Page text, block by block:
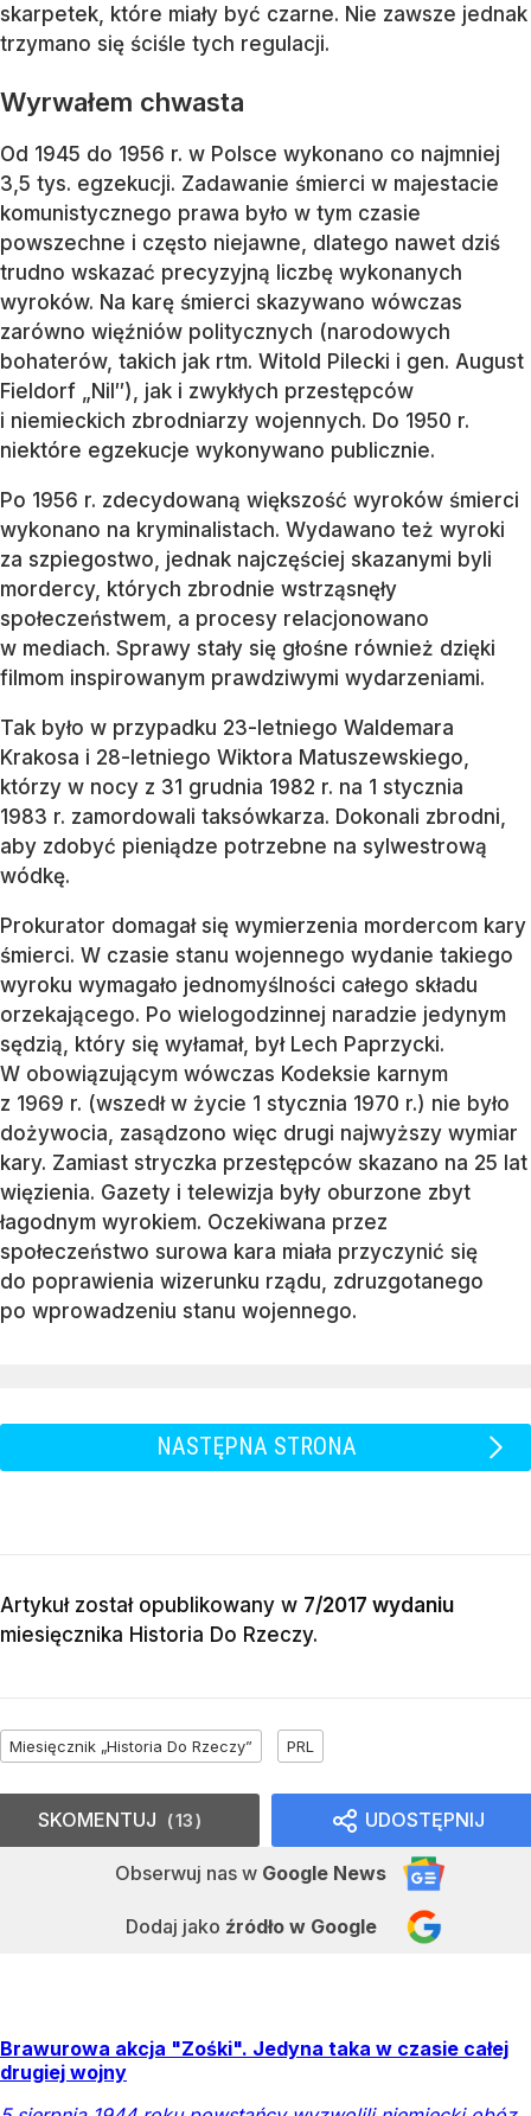
skarpetek, które miały być czarne. Nie zawsze jednak
trzymano się ściśle tych regulacji.
Wyrwałem chwasta
Od 1945 do 1956 r. w Polsce wykonano co najmniej
3,5 tys. egzekucji. Zadawanie śmierci w majestacie
komunistycznego prawa było w tym czasie
powszechne i często niejawne, dlatego nawet dziś
trudno wskazać precyzyjną liczbę wykonanych
wyroków. Na karę śmierci skazywano wówczas
zarówno więźniów politycznych (narodowych
bohaterów, takich jak rtm. Witold Pilecki i gen. August
Fieldorf „Nil″), jak i zwykłych przestępców
i niemieckich zbrodniarzy wojennych. Do 1950 r.
niektóre egzekucje wykonywano publicznie.
Po 1956 r. zdecydowaną większość wyroków śmierci
wykonano na kryminalistach. Wydawano też wyroki
za szpiegostwo, jednak najczęściej skazanymi byli
mordercy, których zbrodnie wstrząsnęły
społeczeństwem, a procesy relacjonowano
w mediach. Sprawy stały się głośne również dzięki
filmom inspirowanym prawdziwymi wydarzeniami.
Tak było w przypadku 23-letniego Waldemara
Krakosa i 28-letniego Wiktora Matuszewskiego,
którzy w nocy z 31 grudnia 1982 r. na 1 stycznia
1983 r. zamordowali taksówkarza. Dokonali zbrodni,
aby zdobyć pieniądze potrzebne na sylwestrową
wódkę.
Prokurator domagał się wymierzenia mordercom kary
śmierci. W czasie stanu wojennego wydanie takiego
wyroku wymagało jednomyślności całego składu
orzekającego. Po wielogodzinnej naradzie jedynym
sędzią, który się wyłamał, był Lech Paprzycki.
W obowiązującym wówczas Kodeksie karnym
z 1969 r. (wszedł w życie 1 stycznia 1970 r.) nie było
dożywocia, zasądzono więc drugi najwyższy wymiar
kary. Zamiast stryczka przestępców skazano na 25 lat
więzienia. Gazety i telewizja były oburzone zbyt
łagodnym wyrokiem. Oczekiwana przez
społeczeństwo surowa kara miała przyczynić się
do poprawienia wizerunku rządu, zdruzgotanego
po wprowadzeniu stanu wojennego.
NASTĘPNA STRONA
Artykuł został opublikowany w 7/2017 wydaniu
miesięcznika Historia Do Rzeczy.
Miesięcznik „Historia Do Rzeczy” PRL
UDOSTĘPNIJ
Obserwuj nas w Google News
Dodaj jako źródło w Google
SKOMENTUJ 13
Brawurowa akcja "Zośki". Jedyna taka w czasie całej
drugiej wojny